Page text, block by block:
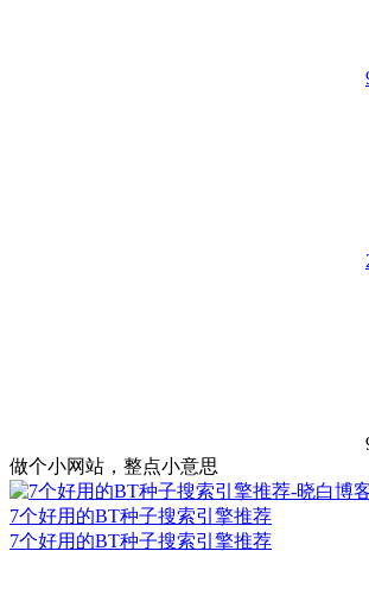
做个小网站，整点小意思
7个好用的BT种子搜索引擎推荐
7个好用的BT种子搜索引擎推荐